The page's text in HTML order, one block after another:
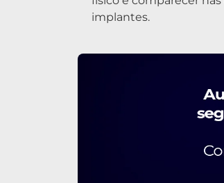
implantes.